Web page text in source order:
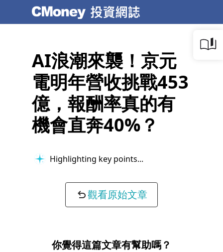
AI浪潮來襲！京元
電明年營收挑戰453
億，報酬率真的有
機會直奔40%？
Highlighting key points...
觀看原始文章
你覺得這篇文章有幫助嗎？